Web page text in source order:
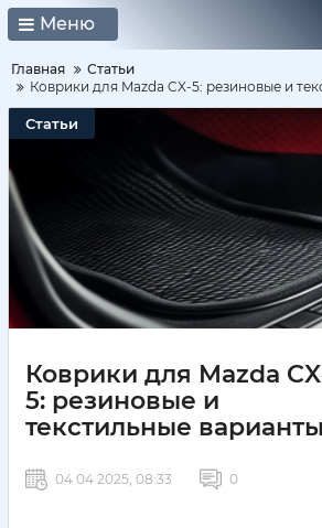
Меню
Главная
Статьи
Коврики для Mazda CX-5: резиновые и
Статьи
Коврики для Mazda
5: резиновые и
текстильные варианты
04 04 2025, 08:33 0